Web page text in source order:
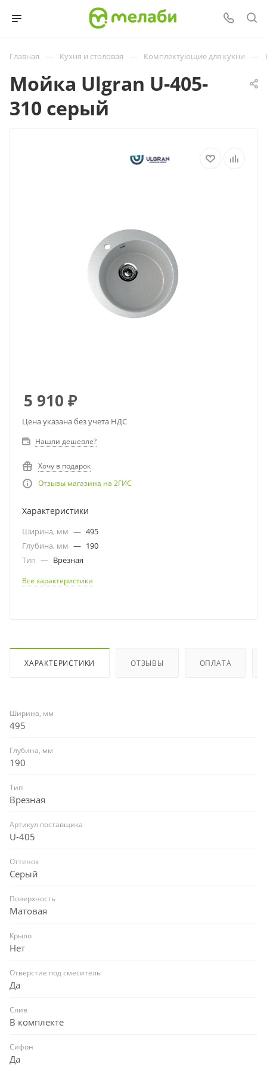
Главная — Кухня и столовая — Комплектующие для кухни —
Мойка Ulgran U-405-
310 серый
5 910 ₽
Цена указана без учета НДС
Нашли дешевле?
Хочу в подарок
Отзывы магазина на 2ГИС
Характеристики
Ширина, мм — 495
Глубина, мм — 190
Тип — Врезная
Все характеристики
ХАРАКТЕРИСТИКИ ОТЗЫВЫ ОПЛАТА
Ширина, мм
495
Глубина, мм
190
Тип
Врезная
Артикул поставщика
U-405
Оттенок
Серый
Поверхность
Матовая
Крыло
Нет
Отверстие под смеситель
Да
Слив
В комплекте
Сифон
Да